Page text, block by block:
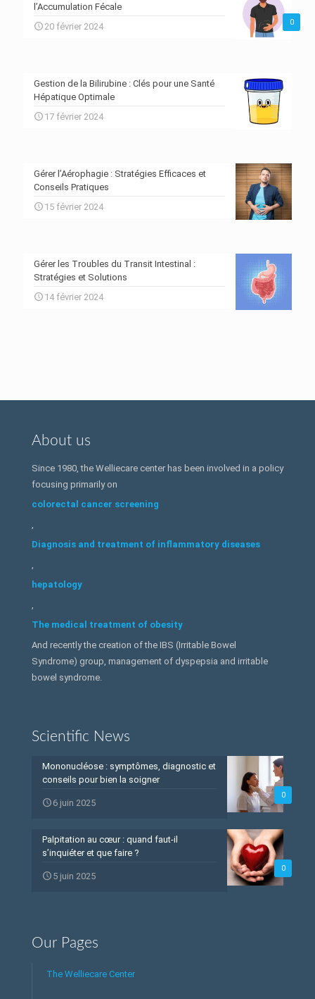
0
l’Accumulation Fécale
20 février 2024
Gestion de la Bilirubine : Clés pour une Santé
Hépatique Optimale
17 février 2024
Gérer l’Aérophagie : Stratégies Efficaces et
Conseils Pratiques
15 février 2024
Gérer les Troubles du Transit Intestinal :
Stratégies et Solutions
14 février 2024
About us
Since 1980, the Welliecare center has been involved in a policy
focusing primarily on
colorectal cancer screening
Diagnosis and treatment of inflammatory diseases
hepatology
The medical treatment of obesity
And recently the creation of the IBS (Irritable Bowel
Syndrome) group, management of dyspepsia and irritable
bowel syndrome.
Scientific News
0
Mononucléose : symptômes, diagnostic et
conseils pour bien la soigner
6 juin 2025
0
Palpitation au cœur : quand faut-il
s’inquiéter et que faire ?
5 juin 2025
Our Pages
The Welliecare Center